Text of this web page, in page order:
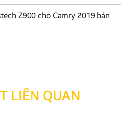
Z900 cho Camry 2019 bản
LIÊN QUAN